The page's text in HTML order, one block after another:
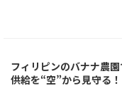
フィリピンのバナナ農
供給を“空”から見守る！